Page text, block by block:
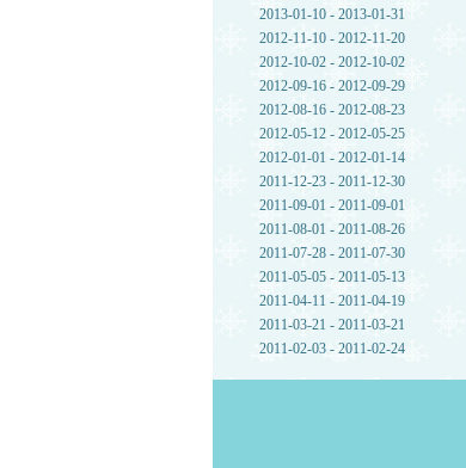
2013-01-10 - 2013-01-31
2012-11-10 - 2012-11-20
2012-10-02 - 2012-10-02
2012-09-16 - 2012-09-29
2012-08-16 - 2012-08-23
2012-05-12 - 2012-05-25
2012-01-01 - 2012-01-14
2011-12-23 - 2011-12-30
2011-09-01 - 2011-09-01
2011-08-01 - 2011-08-26
2011-07-28 - 2011-07-30
2011-05-05 - 2011-05-13
2011-04-11 - 2011-04-19
2011-03-21 - 2011-03-21
2011-02-03 - 2011-02-24